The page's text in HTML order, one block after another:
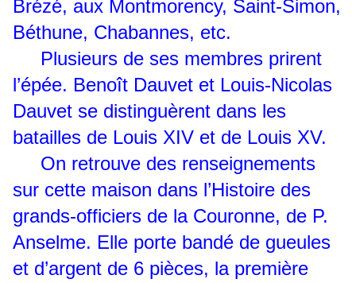
Brézé, aux Montmorency, Saint-Simon,
Béthune, Chabannes, etc.
Plusieurs de ses membres prirent
l’épée. Benoît Dauvet et Louis-Nicolas
Dauvet se distinguèrent dans les
batailles de Louis XIV et de Louis XV.
On retrouve des renseignements
sur cette maison dans l’Histoire des
grands-officiers de la Couronne, de P.
Anselme. Elle porte bandé de gueules
et d’argent de 6 pièces, la première